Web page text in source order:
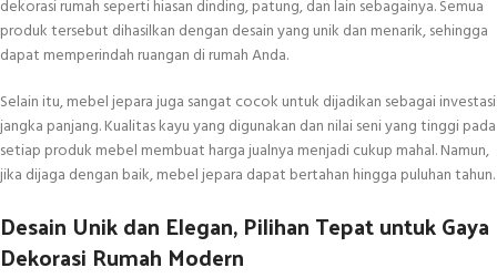
dekorasi rumah seperti hiasan dinding, patung, dan lain sebagainya. Semua
produk tersebut dihasilkan dengan desain yang unik dan menarik, sehingga
dapat memperindah ruangan di rumah Anda.
Selain itu, mebel jepara juga sangat cocok untuk dijadikan sebagai investasi
jangka panjang. Kualitas kayu yang digunakan dan nilai seni yang tinggi pada
setiap produk mebel membuat harga jualnya menjadi cukup mahal. Namun,
jika dijaga dengan baik, mebel jepara dapat bertahan hingga puluhan tahun.
Desain Unik dan Elegan, Pilihan Tepat untuk Gaya
Dekorasi Rumah Modern